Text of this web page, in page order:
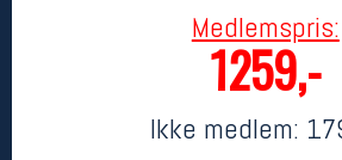
Medlemspris:
1259,-
Ikke medlem: